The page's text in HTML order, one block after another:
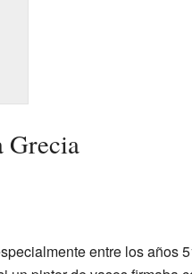
Grecia
entre los años